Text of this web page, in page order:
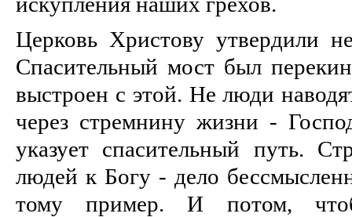
Церковь Христову утвердили
Спасительный мост был
выстроен с этой. Не люди
через стремнину жизни -
указует спасительный путь.
людей к Богу - дело
тому пример. И потом,